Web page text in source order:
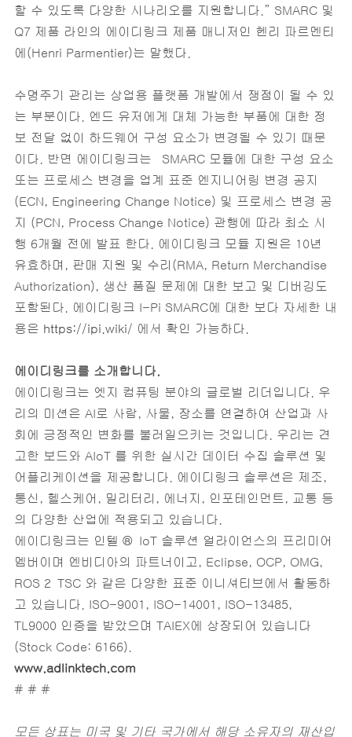
할 수 있도록 다양한 시나리오를 지원합니다.” SMARC 및
Q7 제품 라인의 에이디링크 제품 매니저인 헨리 파르멘티
에(Henri Parmentier)는 말했다.
수명주기 관리는 상업용 플랫폼 개발에서 쟁점이 될 수 있
는 부분이다. 엔드 유저에게 대체 가능한 부품에 대한 정
보 전달 없이 하드웨어 구성 요소가 변경될 수 있기 때문
이다. 반면 에이디링크는 SMARC 모듈에 대한 구성 요소
또는 프로세스 변경을 업계 표준 엔지니어링 변경 공지
(ECN, Engineering Change Notice) 및 프로세스 변경 공
지 (PCN, Process Change Notice) 관행에 따라 최소 시
행 6개월 전에 발표 한다. 에이디링크 모듈 지원은 10년
유효하며, 판매 지원 및 수리(RMA, Return Merchandise
Authorization), 생산 품질 문제에 대한 보고 및 디버깅도
포함된다. 에이디링크 I-Pi SMARC에 대한 보다 자세한 내
용은 https://ipi.wiki/ 에서 확인 가능하다.
에이디링크를 소개합니다.
에이디링크는 엣지 컴퓨팅 분야의 글로벌 리더입니다. 우
리의 미션은 AI로 사람, 사물, 장소를 연결하여 산업과 사
회에 긍정적인 변화를 불러일으키는 것입니다. 우리는 견
고한 보드와 AIoT 를 위한 실시간 데이터 수집 솔루션 및
어플리케이션을 제공합니다. 에이디링크 솔루션은 제조,
통신, 헬스케어, 밀리터리, 에너지, 인포테인먼트, 교통 등
의 다양한 산업에 적용되고 있습니다.
에이디링크는 인텔 ® IoT 솔루션 얼라이언스의 프리미어
멤버이며 엔비디아의 파트너이고, Eclipse, OCP, OMG,
ROS 2 TSC 와 같은 다양한 표준 이니셔티브에서 활동하
고 있습니다. ISO-9001, ISO-14001, ISO-13485,
TL9000 인증을 받았으며 TAIEX에 상장되어 있습니다
(Stock Code: 6166).
www.adlinktech.com
# # #
모든 상표는 미국 및 기타 국가에서 해당 소유자의 재산입